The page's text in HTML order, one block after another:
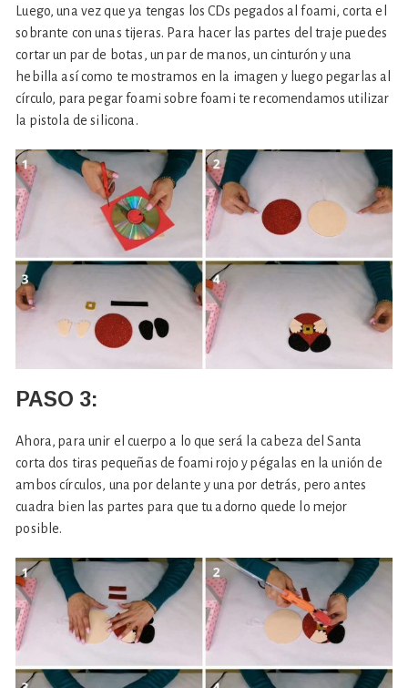
Luego, una vez que ya tengas los CDs pegados al foami, corta el
sobrante con unas tijeras. Para hacer las partes del traje puedes
cortar un par de botas, un par de manos, un cinturón y una
hebilla así como te mostramos en la imagen y luego pegarlas al
círculo, para pegar foami sobre foami te recomendamos utilizar
la pistola de silicona.
PASO 3:
Ahora, para unir el cuerpo a lo que será la cabeza del Santa
corta dos tiras pequeñas de foami rojo y pégalas en la unión de
ambos círculos, una por delante y una por detrás, pero antes
cuadra bien las partes para que tu adorno quede lo mejor
posible.